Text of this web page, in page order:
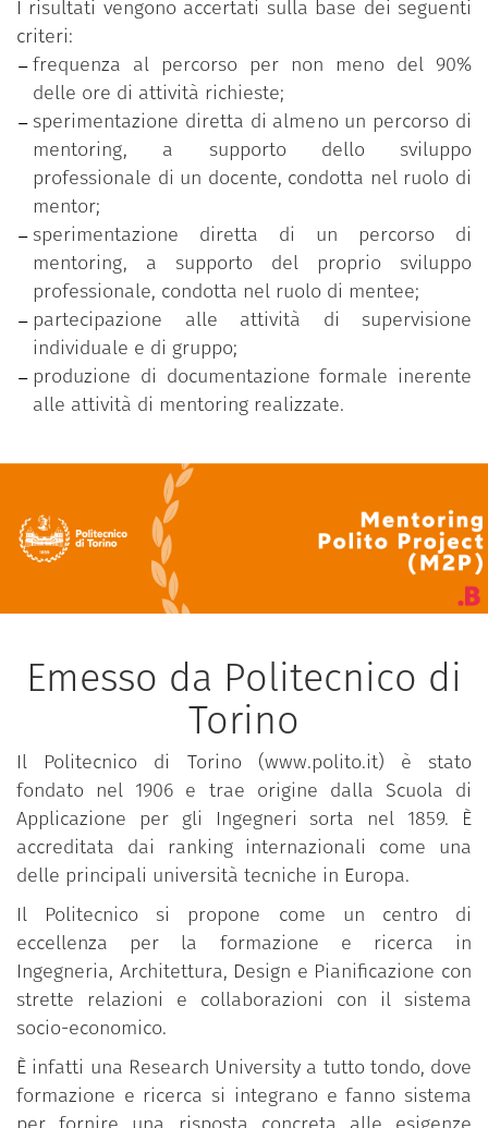
I risultati vengono accertati sulla base dei seguenti
criteri:
frequenza al percorso per non meno del 90%
delle ore di attività richieste;
sperimentazione diretta di almeno un percorso di
mentoring, a supporto dello sviluppo
professionale di un docente, condotta nel ruolo di
mentor;
sperimentazione diretta di un percorso di
mentoring, a supporto del proprio sviluppo
professionale, condotta nel ruolo di mentee;
partecipazione alle attività di supervisione
individuale e di gruppo;
produzione di documentazione formale inerente
alle attività di mentoring realizzate.
Emesso da Politecnico di
Torino
Il Politecnico di Torino (www.polito.it) è stato
fondato nel 1906 e trae origine dalla Scuola di
Applicazione per gli Ingegneri sorta nel 1859. È
accreditata dai ranking internazionali come una
delle principali università tecniche in Europa.
Il Politecnico si propone come un centro di
eccellenza per la formazione e ricerca in
Ingegneria, Architettura, Design e Pianificazione con
strette relazioni e collaborazioni con il sistema
socio-economico.
È infatti una Research University a tutto tondo, dove
formazione e ricerca si integrano e fanno sistema